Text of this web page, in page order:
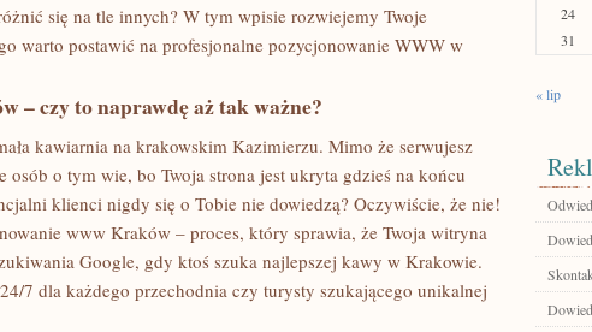
się na tle innych? W tym wpisie rozwiejemy Twoje
warto postawić na profesjonalne pozycjonowanie WWW w
– czy to naprawdę aż tak ważne?
kawiarnia na krakowskim Kazimierzu. Mimo że serwujesz
osób o tym wie, bo Twoja strona jest ukryta gdzieś na końcu
klienci nigdy się o Tobie nie dowiedzą? Oczywiście, że nie!
www Kraków – proces, który sprawia, że Twoja witryna
Google, gdy ktoś szuka najlepszej kawy w Krakowie.
7 dla każdego przechodnia czy turysty szukającego unikalnej
24
31
« lip